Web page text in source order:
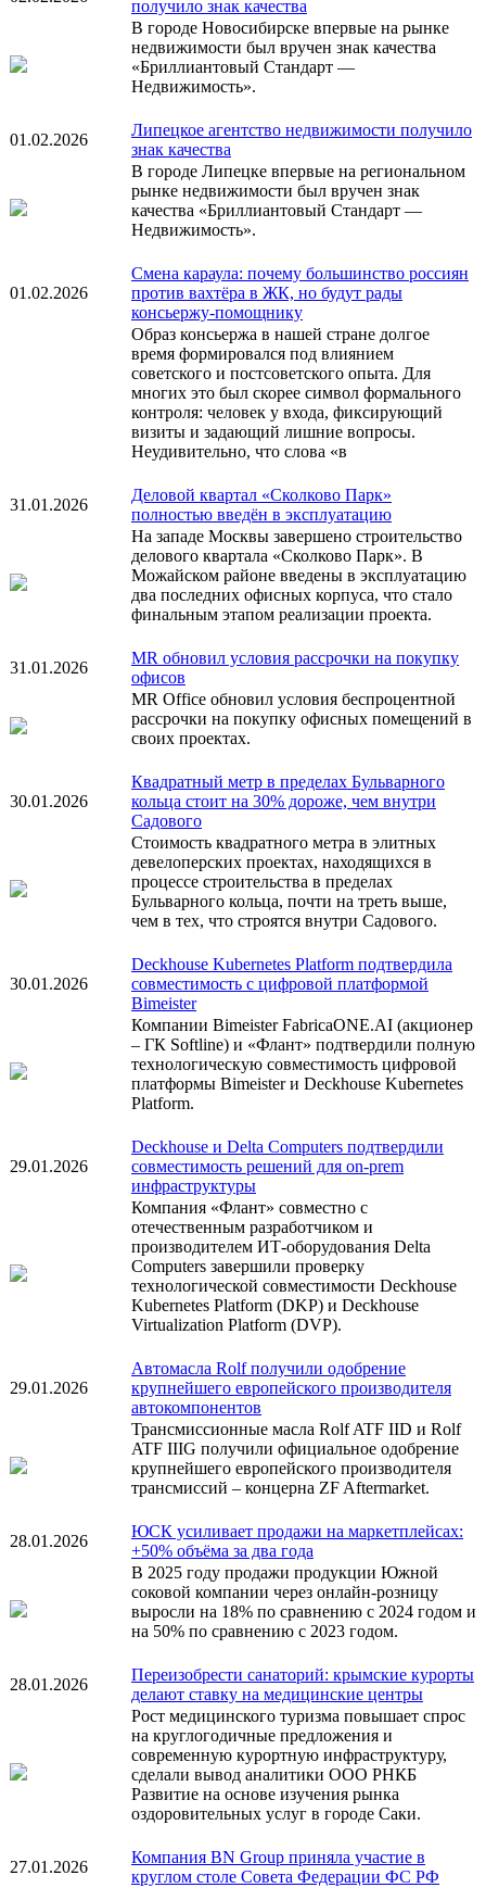
получило знак качества
В городе Новосибирске впервые на рынке
недвижимости был вручен знак качества
«Бриллиантовый Стандарт —
Недвижимость».
01.02.2026
Липецкое агентство недвижимости получило
знак качества
В городе Липецке впервые на региональном
рынке недвижимости был вручен знак
качества «Бриллиантовый Стандарт —
Недвижимость».
01.02.2026
Смена караула: почему большинство россиян
против вахтёра в ЖК, но будут рады
консьержу-помощнику
Образ консьержа в нашей стране долгое
время формировался под влиянием
советского и постсоветского опыта. Для
многих это был скорее символ формального
контроля: человек у входа, фиксирующий
визиты и задающий лишние вопросы.
Неудивительно, что слова «в
31.01.2026
Деловой квартал «Сколково Парк»
полностью введён в эксплуатацию
На западе Москвы завершено строительство
делового квартала «Сколково Парк». В
Можайском районе введены в эксплуатацию
два последних офисных корпуса, что стало
финальным этапом реализации проекта.
31.01.2026
MR обновил условия рассрочки на покупку
офисов
MR Office обновил условия беспроцентной
рассрочки на покупку офисных помещений в
своих проектах.
30.01.2026
Квадратный метр в пределах Бульварного
кольца стоит на 30% дороже, чем внутри
Садового
Стоимость квадратного метра в элитных
девелоперских проектах, находящихся в
процессе строительства в пределах
Бульварного кольца, почти на треть выше,
чем в тех, что строятся внутри Садового.
30.01.2026
Deckhouse Kubernetes Platform подтвердила
совместимость с цифровой платформой
Bimeister
Компании Bimeister FabricaONE.AI (акционер
– ГК Softline) и «Флант» подтвердили полную
технологическую совместимость цифровой
платформы Bimeister и Deckhouse Kubernetes
Platform.
29.01.2026
Deckhouse и Delta Computers подтвердили
совместимость решений для on-prem
инфраструктуры
Компания «Флант» совместно с
отечественным разработчиком и
производителем ИТ-оборудования Delta
Computers завершили проверку
технологической совместимости Deckhouse
Kubernetes Platform (DKP) и Deckhouse
Virtualization Platform (DVP).
29.01.2026
Автомасла Rolf получили одобрение
крупнейшего европейского производителя
автокомпонентов
Трансмиссионные масла Rolf ATF IID и Rolf
ATF IIIG получили официальное одобрение
крупнейшего европейского производителя
трансмиссий – концерна ZF Aftermarket.
28.01.2026
ЮСК усиливает продажи на маркетплейсах:
+50% объёма за два года
В 2025 году продажи продукции Южной
соковой компании через онлайн-розницу
выросли на 18% по сравнению с 2024 годом и
на 50% по сравнению с 2023 годом.
28.01.2026
Переизобрести санаторий: крымские курорты
делают ставку на медицинские центры
Рост медицинского туризма повышает спрос
на круглогодичные предложения и
современную курортную инфраструктуру,
сделали вывод аналитики ООО РНКБ
Развитие на основе изучения рынка
оздоровительных услуг в городе Саки.
27.01.2026
Компания BN Group приняла участие в
круглом столе Совета Федерации ФС РФ